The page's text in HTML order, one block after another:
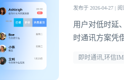
发布于 2026-04-27 | 阅
用户对低时延
时通讯方案凭
即时通讯,环信